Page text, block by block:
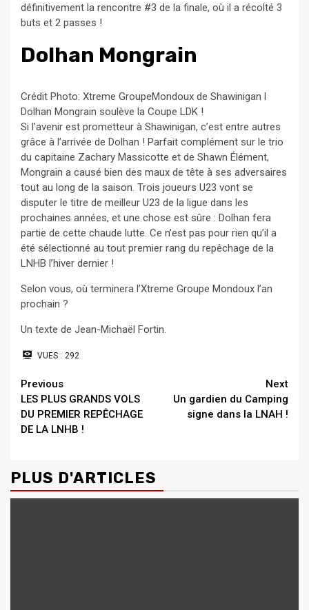
définitivement la rencontre #3 de la finale, où il a récolté 3
buts et 2 passes !
Dolhan Mongrain
Crédit Photo: Xtreme GroupeMondoux de Shawinigan l
Dolhan Mongrain soulève la Coupe LDK !
Si l’avenir est prometteur à Shawinigan, c’est entre autres
grâce à l’arrivée de Dolhan ! Parfait complément sur le trio
du capitaine Zachary Massicotte et de Shawn Élément,
Mongrain a causé bien des maux de tête à ses adversaires
tout au long de la saison. Trois joueurs U23 vont se
disputer le titre de meilleur U23 de la ligue dans les
prochaines années, et une chose est sûre : Dolhan fera
partie de cette chaude lutte. Ce n’est pas pour rien qu’il a
été sélectionné au tout premier rang du repêchage de la
LNHB l’hiver dernier !
Selon vous, où terminera l’Xtreme Groupe Mondoux l’an
prochain ?
Un texte de Jean-Michaël Fortin.
VUES : 292
Continue
Reading
Previous
LES PLUS GRANDS VOLS
DU PREMIER REPÊCHAGE
DE LA LNHB !
Next
Un gardien du Camping
signe dans la LNAH !
PLUS D'ARTICLES